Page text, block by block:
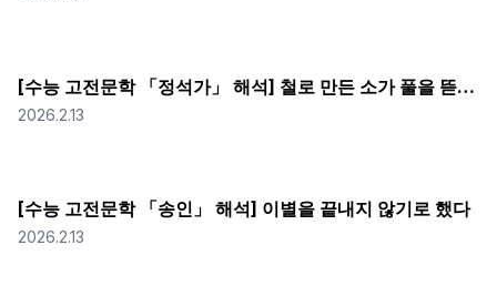
[수능 고전문학 「정석가」 해석] 철로 만든 소가 풀을 뜯어야 헤어지겠다고? 고려판 '환승연애' 불가 선언
2026.2.13
[수능 고전문학 「송인」 해석] 이별을 끝내지 않기로 했다
2026.2.13